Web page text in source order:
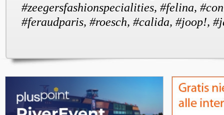
#zeegersfashionspecialities, #felina,
#feraudparis, #roesch, #calida, #joop!,